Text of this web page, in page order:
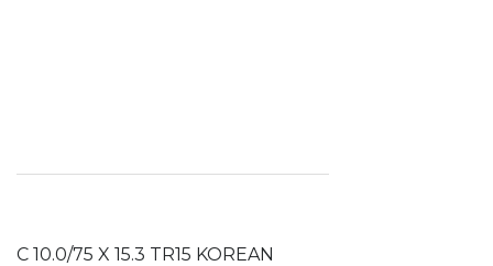
C 10.0/75 X 15.3 TR15 KOREAN